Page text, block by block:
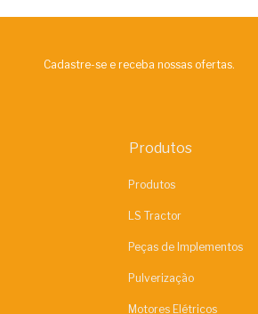
Cadastre-se e receba nossas ofertas.
Produtos
Produtos
LS Tractor
Peças de Implementos
Pulverização
Motores Elétricos